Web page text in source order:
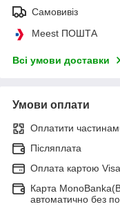
Самовивіз
Meest ПОШТА
Всі умови доставки
Умови оплати
Оплатити
Післяплата
Оплата картою
Карта
автоматично без